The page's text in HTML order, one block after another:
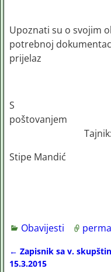
Upoznati su o svojim
potrebnoj
prijelaz
S
Tajnik:
Stipe Mandić
Obavijesti
Post navigation
← Zapisnik sa v.
15.3.2015